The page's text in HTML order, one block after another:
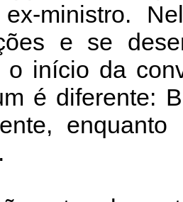
ministro.
e se
o início da
é diferente: